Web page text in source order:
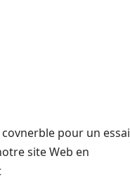
pour un essai
site Web en